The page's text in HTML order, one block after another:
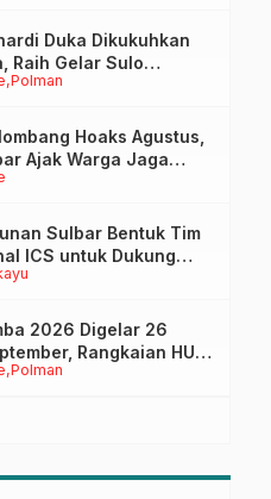
Polman
Duka Dikukuhkan
Raih Gelar Sulo
Hoaks Agustus,
Ajak Warga Jaga
Sulbar Bentuk Tim
ICS untuk Dukung
Pekebun di
Polman
2026 Digelar 26
Rangkaian HUT